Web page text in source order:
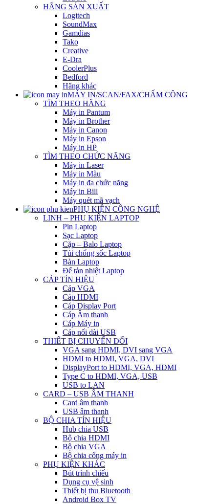
HÃNG SẢN XUẤT
Logitech
SoundMax
Gamdias
Tako
Creative
E-Dra
CoolerPlus
Bedford
Hãng khác
MÁY IN/SCAN/FAX/CHẤM CÔNG
TÌM THEO HÃNG
Máy in Pantum
Máy in Brother
Máy in Canon
Máy in Epson
Máy in HP
TÌM THEO CHỨC NĂNG
Máy in Laser
Máy in Màu
Máy in đa chức năng
Máy in Bill
Máy quét mã vạch
PHỤ KIỆN CÔNG NGHỆ
LINH – PHỤ KIỆN LAPTOP
Pin Laptop
Sạc Laptop
Cặp – Balo Laptop
Túi chống sốc Laptop
Bàn Laptop
Đế tản nhiệt Laptop
CÁP TÍN HIỆU
Cáp VGA
Cáp HDMI
Cáp Display Port
Cáp Âm thanh
Cáp Máy in
Cáp nối dài USB
THIẾT BỊ CHUYỂN ĐỔI
VGA sang HDMI, DVI sang VGA
HDMI to HDMI, VGA, DVI
DisplayPort to HDMI, VGA, HDMI
Type C to HDMI, VGA, USB
USB to LAN
CARD – USB ÂM THANH
Card âm thanh
USB âm thanh
BỘ CHIA TÍN HIỆU
Hub chia USB
Bộ chia HDMI
Bộ chia VGA
Bộ chia cổng máy in
PHỤ KIỆN KHÁC
Bút trình chiếu
Dụng cụ vệ sinh
Thiết bị thu Bluetooth
Android Box TV